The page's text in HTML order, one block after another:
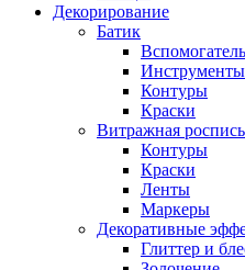
Декорирование
Батик
Инструменты
Контуры
Краски
Витражная
Контуры
Краски
Ленты
Маркеры
Декоративные
Глиттер и